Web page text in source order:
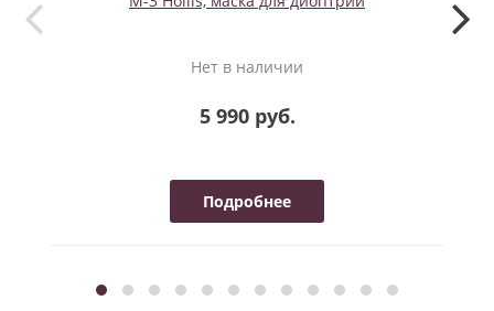
Нет в наличии
5 990 руб.
Подробнее